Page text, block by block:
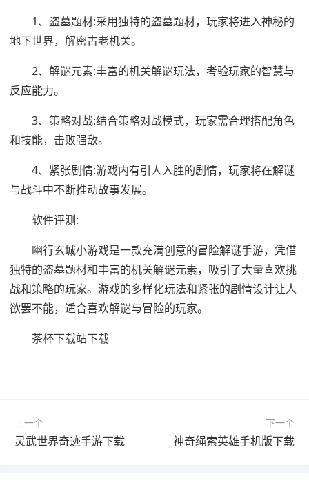
1、盗墓题材:采用独特的盗墓题材，玩家将进入神秘的
地下世界，解密古老机关。
2、解谜元素:丰富的机关解谜玩法，考验玩家的智慧与
反应能力。
3、策略对战:结合策略对战模式，玩家需合理搭配角色
和技能，击败强敌。
4、紧张剧情:游戏内有引人入胜的剧情，玩家将在解谜
与战斗中不断推动故事发展。
软件评测:
幽行玄城小游戏是一款充满创意的冒险解谜手游，凭借
独特的盗墓题材和丰富的机关解谜元素，吸引了大量喜欢挑
战和策略的玩家。游戏的多样化玩法和紧张的剧情设计让人
欲罢不能，适合喜欢解谜与冒险的玩家。
茶杯下载站下载
上一个
灵武世界奇迹手游下载
下一个
神奇绳索英雄手机版下载